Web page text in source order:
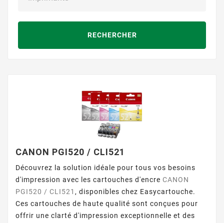
RECHERCHER
CANON PGI520 / CLI521
Découvrez la solution idéale pour tous vos besoins
d'impression avec les cartouches d'encre CANON
PGI520 / CLI521 , disponibles chez Easycartouche.
Ces cartouches de haute qualité sont conçues pour
offrir une clarté d'impression exceptionnelle et des